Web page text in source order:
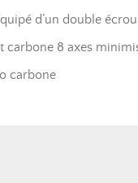
d’un double
carbone 8 axes
carbone